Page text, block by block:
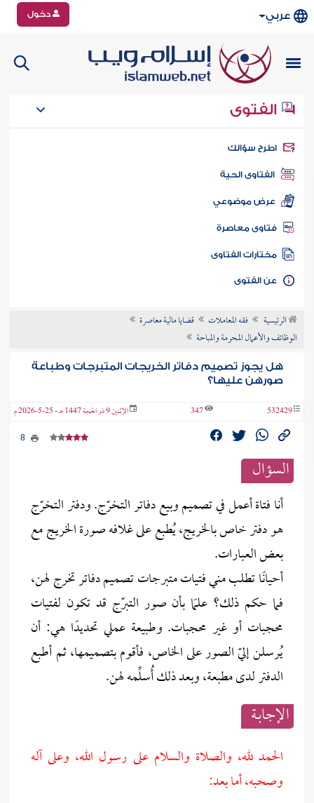
عربي دخول
الفتوى
سؤالك
الفتاوى الحية
عرض موضوعي
فتاوى معاصرة
مختارات الفتاوى
الفتوى
الرئيسية فقه المعاملات
قضايا مالية معاصرة
الوظائف والأعمال المحرمة والمباحة
هل يجوز تصميم دفاتر الخريجات المتبرجات وطباعة
صورهن عليها؟
532429
347 الإثنين 9 ذو الحجة 1447 هـ - 25-5-2026 م
السؤال
أنا فتاة أعمل في تصميم وبيع دفاتر التخرّج. ودفتر التخرّج
هو دفتر خاص بالخريج، يُطبع على غلافه صورة الخريج مع
بعض العبارات.
أحيانًا تطلب مني فتيات متبرجات تصميم دفاتر تخرج لهن،
فما حكم ذلك؟ علمًا بأن صور التبرّج قد تكون لفتيات
محجبات أو غير محجبات. وطبيعة عملي تحديدًا هي: أن
يُرسلن إليّ الصور على الخاص، فأقوم بتصميمها، ثم أطبع
الدفتر لدى مطبعة، وبعد ذلك أُسلِّمه لهن.
الإجابــة
الحمد لله، والصلاة والسلام على رسول الله، وعلى آله
وصحبه، أما بعد: